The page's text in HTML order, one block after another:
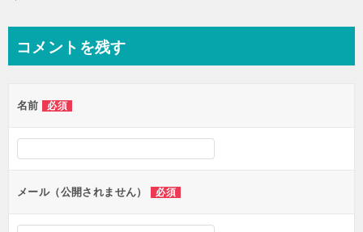
ビ
ー
シ
ン
コメントを残す
名前 必須
メール（公開されません） 必須